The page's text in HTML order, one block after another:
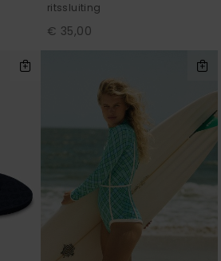
ritssluiting
€ 35,00